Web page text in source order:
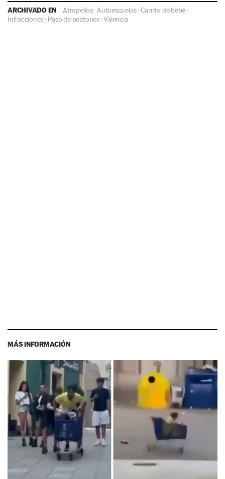
ARCHIVADO EN Atropellos· Autoescuelas·Carrito de bebé ·
Infracciones · Paso de peatones·Valencia
MÁS INFORMACIÓN